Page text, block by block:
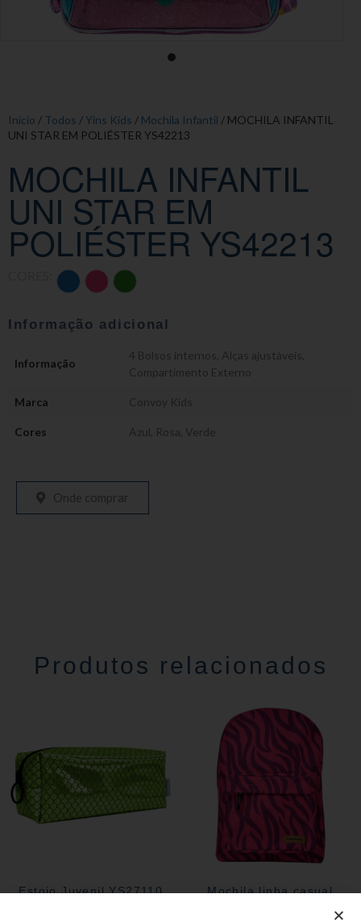
Início / Todos /Yins Kids / Mochila Infantil / MOCHILA INFANTIL
UNI STAR EM POLIÉSTER YS42213
MOCHILA INFANTIL
UNI STAR EM
POLIÉSTER YS42213
Informação adicional
Informação
4 Bolsos internos Alças ajustáveis
Compartimento Externo
Marca Convoy Kids
Cores Azul Rosa Verde
Onde comprar
Produtos relacionados
Estojo Juvenil YS27110
Mochila linha casual